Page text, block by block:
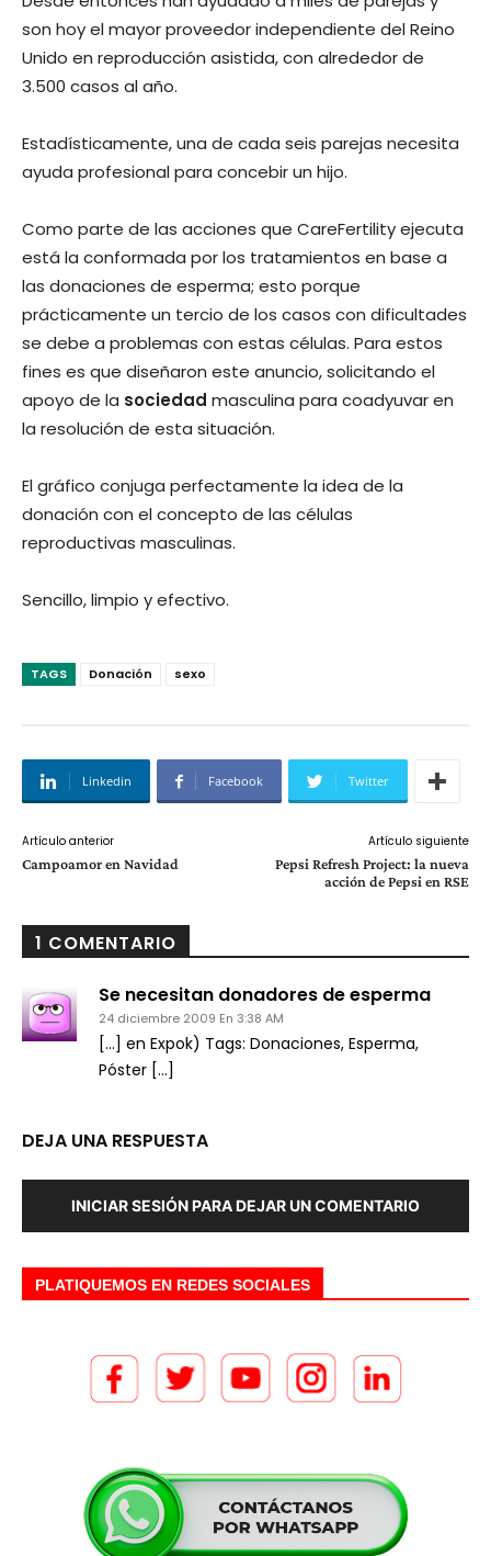
son hoy el mayor proveedor independiente del Reino
Unido en reproducción asistida, con alrededor de
3.500 casos al año.
Estadísticamente, una de cada seis parejas necesita
ayuda profesional para concebir un hijo.
Como parte de las acciones que CareFertility ejecuta
está la conformada por los tratamientos en base a
las donaciones de esperma; esto porque
prácticamente un tercio de los casos con dificultades
se debe a problemas con estas células. Para estos
fines es que diseñaron este anuncio, solicitando el
apoyo de la sociedad masculina para coadyuvar en
la resolución de esta situación.
El gráfico conjuga perfectamente la idea de la
donación con el concepto de las células
reproductivas masculinas.
Sencillo, limpio y efectivo.
TAGS Donación sexo
Linkedin Facebook Twitter
Artículo anterior
Campoamor en Navidad
Artículo siguiente
Pepsi Refresh Project: la nueva
acción de Pepsi en RSE
1 COMENTARIO
Se necesitan donadores de esperma
24 diciembre 2009 En 3:38 AM
[…] en Expok) Tags: Donaciones, Esperma,
Póster […]
DEJA UNA RESPUESTA
INICIAR SESIÓN PARA DEJAR UN COMENTARIO
PLATIQUEMOS EN REDES SOCIALES